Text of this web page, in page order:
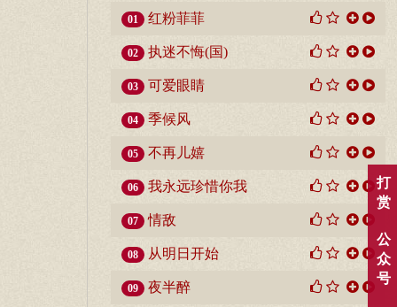
01 红粉菲菲
02 执迷不悔(国)
03 可爱眼睛
04 季候风
05 不再儿嬉
06 我永远珍惜你我
07 情敌
08 从明日开始
09 夜半醉
打
赏
公
众
号